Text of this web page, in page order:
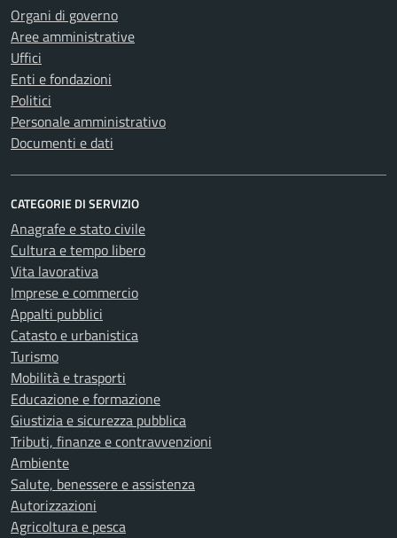
Organi di governo
Aree amministrative
Uffici
Enti e fondazioni
Politici
Personale amministrativo
Documenti e dati
CATEGORIE DI SERVIZIO
Anagrafe e stato civile
Cultura e tempo libero
Vita lavorativa
Imprese e commercio
Appalti pubblici
Catasto e urbanistica
Turismo
Mobilità e trasporti
Educazione e formazione
Giustizia e sicurezza pubblica
Tributi, finanze e contravvenzioni
Ambiente
Salute, benessere e assistenza
Autorizzazioni
Agricoltura e pesca